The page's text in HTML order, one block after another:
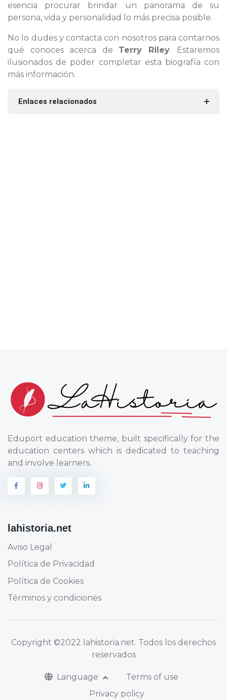
esencia procurar brindar un panorama de su
persona, vida y personalidad lo más precisa posible.
No lo dudes y contacta con nosotros para contarnos
qué conoces acerca de Terry Riley. Estaremos
ilusionados de poder completar esta biografía con
más información.
Enlaces relacionados
Eduport education theme, built specifically for the
education centers which is dedicated to teaching
and involve learners.
lahistoria.net
Aviso Legal
Política de Privacidad
Política de Cookies
Términos y condiciones
Copyright ©2022 lahistoria.net. Todos los derechos
reservados
Language
Terms of use
Privacy policy